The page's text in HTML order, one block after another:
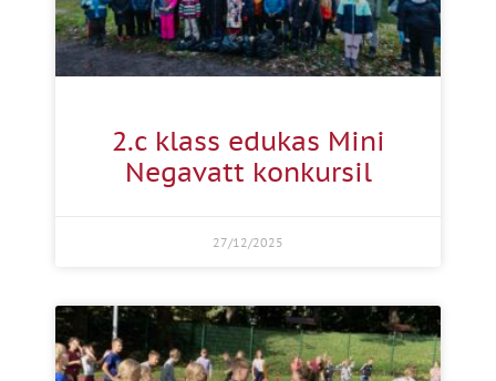
2.c klass edukas Mini
Negavatt konkursil
27/12/2025